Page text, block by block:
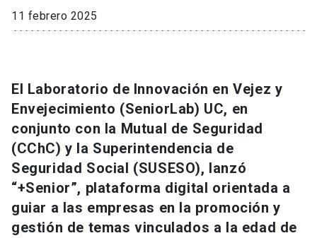
Información para keyboard_arrow_down
Futuros estudiantes
Estudiantes
Académicos
Go to english site launch
ACCESOS DIRECTOS
Admisión launch
11 febrero 2025
El Laboratorio de Innovación en Vejez y
Envejecimiento (SeniorLab) UC, en
conjunto con la Mutual de Seguridad
(CChC) y la Superintendencia de
Seguridad Social (SUSESO), lanzó
“+Senior”, plataforma digital orientada a
guiar a las empresas en la promoción y
gestión de temas vinculados a la edad de